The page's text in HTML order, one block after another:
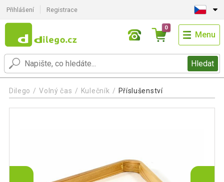
Přihlášení Registrace
Hledat
0
Menu
Dilego Volný čas Kulečník Příslušenství